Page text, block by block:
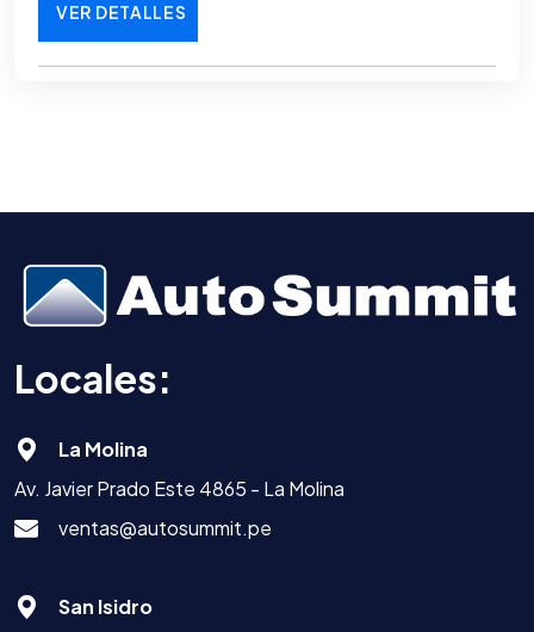
VER DETALLES
Locales:
La Molina
Av. Javier Prado Este 4865 - La Molina
ventas@autosummit.pe
San Isidro